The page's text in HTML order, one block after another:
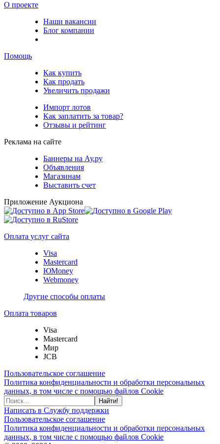
О проекте
Наши вакансии
Блог компании
Помощь
Как купить
Как продать
Увеличить продажи
Импорт лотов
Как заплатить за товар?
Отзывы и рейтинг
Реклама на сайте
Баннеры на Ау.ру
Объявления
Магазинам
Выставить счет
Приложение Аукциона
Оплата услуг сайта
Visa
Mastercard
ЮMoney
Webmoney
Другие способы оплаты
Оплата товаров
Visa
Mastercard
Мир
JCB
Пользовательское соглашение
Политика конфиденциальности и обработки персональных
данных, в том числе с помощью файлов Cookie
Найти!
Написать в Службу поддержки
Пользовательское соглашение
Политика конфиденциальности и обработки персональных
данных, в том числе с помощью файлов Cookie